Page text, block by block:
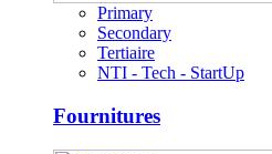
Primary
Secondary
Tertiaire
NTI - Tech - StartUp
Fournitures